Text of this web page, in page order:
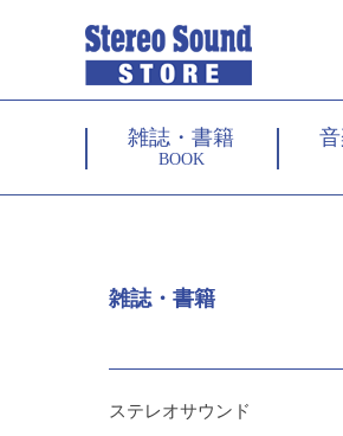
雑誌・書籍
BOOK
雑誌・書籍
ステレオサウンド